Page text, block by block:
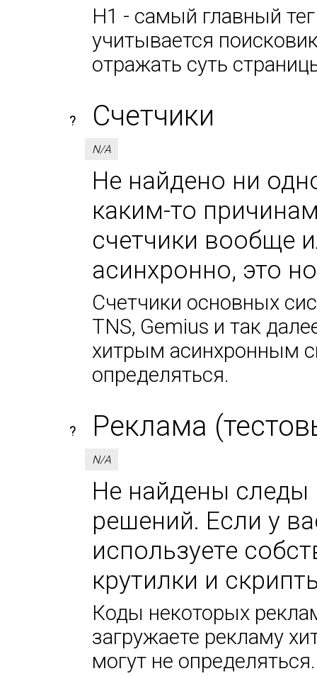
H1 - самый главный
учитывается
отражать суть
? Счетчики
N/A
Не найдено ни
каким-то
счетчики вообще
асинхронно, это
Счетчики основных
TNS, Gemius и так
хитрым асинхронным
определяться.
? Реклама
N/A
Не найдены следы
решений. Если у
используете
крутилки и
Коды некоторых
загружаете рекламу
могут не определяться.